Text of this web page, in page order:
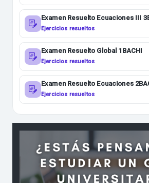
Examen Resuelto Ecuaciones III
Ejercicios resueltos
Examen Resuelto Global 1BACHI
Ejercicios resueltos
Examen Resuelto Ecuaciones
Ejercicios resueltos